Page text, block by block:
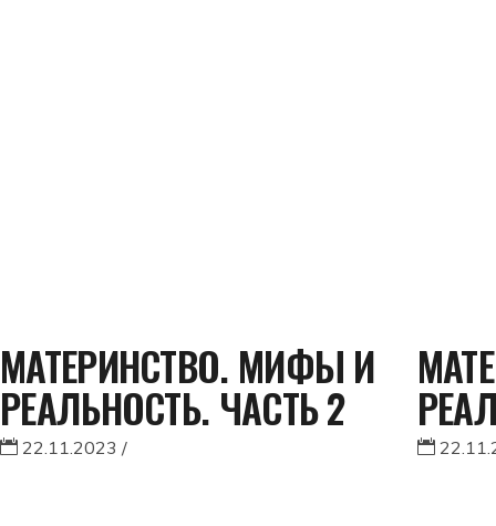
МАТЕРИНСТВО. МИФЫ И
РЕАЛЬНОСТЬ. ЧАСТЬ 2
22.11.2023